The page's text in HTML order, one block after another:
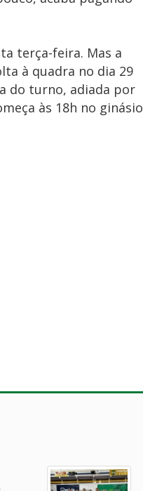
terça-feira. Mas a
à quadra no dia 29
do turno, adiada por
às 18h no ginásio